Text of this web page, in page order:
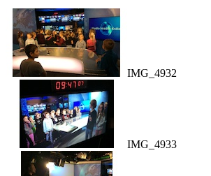
IMG_4932
IMG_4933